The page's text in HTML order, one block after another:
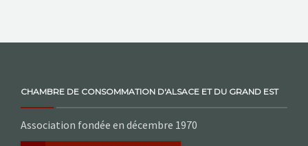
CHAMBRE DE CONSOMMATION D'ALSACE ET DU GRAND EST
Association fondée en décembre 1970